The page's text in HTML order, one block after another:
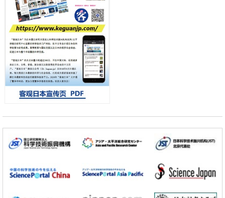
日元
科学研究
千叶大学鉴定出导致难治性疾病“肺高血压症”恶化的蛋白质“MYL9/12”，
会引发血管结构恶化
科学研究
京都大学高效生成光的构成单元“光子”，可应用于量子计算机
科学研究
开发出300亿年仅误差1秒的光晶格钟，构建网络将其打造为下一代社会
基础设施
经济・社会
科学研究
带大量基因的人工细胞
政策
小岩井忠道 泷川 进